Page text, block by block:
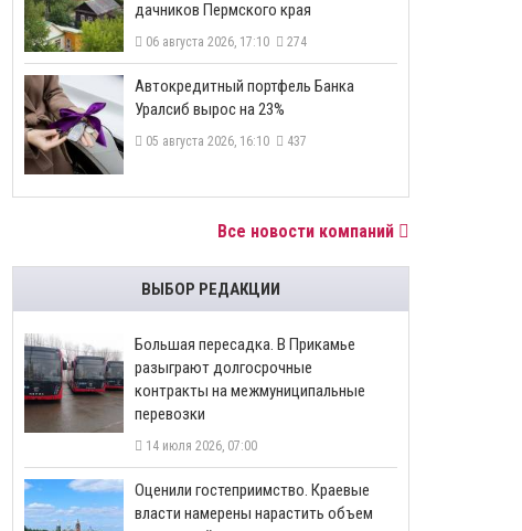
дачников Пермского края
06 августа 2026, 17:10 274
​Автокредитный портфель Банка
Уралсиб вырос на 23%
05 августа 2026, 16:10 437
Все новости компаний
ВЫБОР РЕДАКЦИИ
Большая пересадка. В Прикамье
разыграют долгосрочные
контракты на межмуниципальные
перевозки
14 июля 2026, 07:00
Оценили гостеприимство. Краевые
власти намерены нарастить объем